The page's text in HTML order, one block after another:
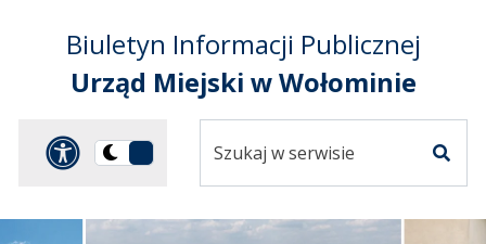
Biuletyn Informacji Publicznej
Urząd Miejski w Wołominie
Panel dostosowania
Przełącz
ciemną
serwisie